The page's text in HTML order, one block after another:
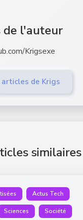
de l'auteur
Krigsexe
de Krigs
similaires
Actus Tech
Sciences Société